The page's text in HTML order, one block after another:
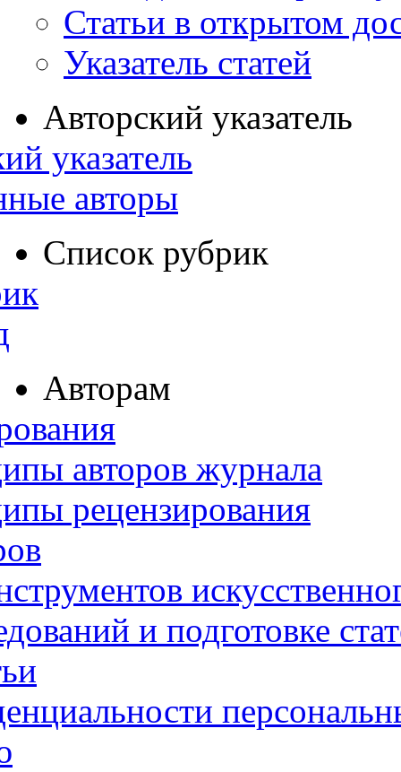
Статьи в открытом
Указатель статей
Авторский указатель
указатель
авторы
Список рубрик
Авторам
авторов журнала
рецензирования
и подготовке